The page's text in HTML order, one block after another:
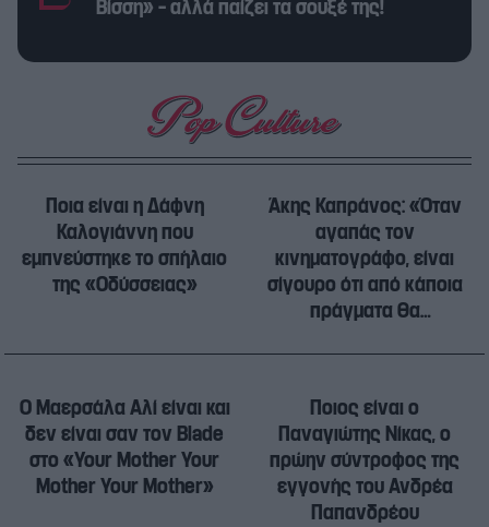
Βίσση» – αλλά παίζει τα σουξέ της!
Ποια είναι η Δάφνη
Καλογιάννη που
εμπνεύστηκε το σπήλαιο
της «Οδύσσειας»
Άκης Καπράνος: «Όταν
αγαπάς τον
κινηματογράφο, είναι
σίγουρο ότι από κάποια
πράγματα θα
Ο Μαερσάλα Αλί είναι και
δεν είναι σαν τον Blade
στο «Your Mother Your
Mother Your Mother»
Ποιος είναι ο
Παναγιώτης Νίκας, ο
πρώην σύντροφος της
εγγονής του Ανδρέα
Παπανδρέου